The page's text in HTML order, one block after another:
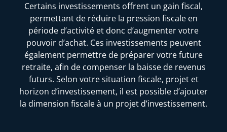
Certains investissements offrent un gain fiscal,
permettant de réduire la pression fiscale en
période d’activité et donc d’augmenter votre
pouvoir d’achat. Ces investissements peuvent
également permettre de préparer votre future
retraite, afin de compenser la baisse de revenus
futurs. Selon votre situation fiscale, projet et
horizon d’investissement, il est possible d’ajouter
la dimension fiscale à un projet d’investissement.